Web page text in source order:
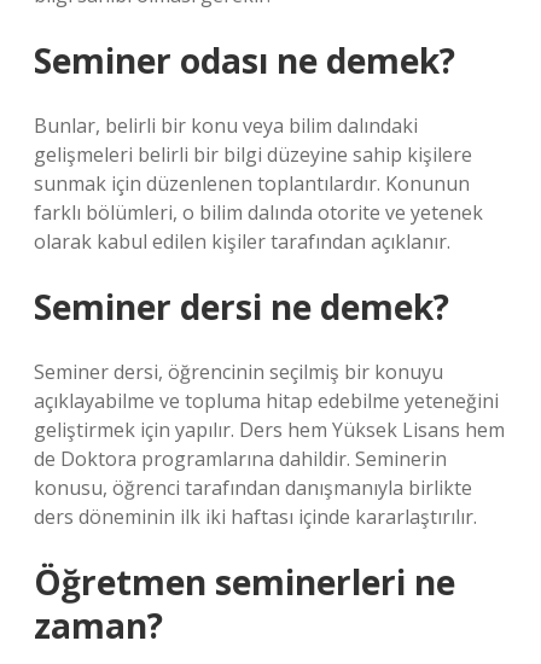
Seminer odası ne demek?
Bunlar, belirli bir konu veya bilim dalındaki
gelişmeleri belirli bir bilgi düzeyine sahip kişilere
sunmak için düzenlenen toplantılardır. Konunun
farklı bölümleri, o bilim dalında otorite ve yetenek
olarak kabul edilen kişiler tarafından açıklanır.
Seminer dersi ne demek?
Seminer dersi, öğrencinin seçilmiş bir konuyu
açıklayabilme ve topluma hitap edebilme yeteneğini
geliştirmek için yapılır. Ders hem Yüksek Lisans hem
de Doktora programlarına dahildir. Seminerin
konusu, öğrenci tarafından danışmanıyla birlikte
ders döneminin ilk iki haftası içinde kararlaştırılır.
Öğretmen seminerleri ne
zaman?